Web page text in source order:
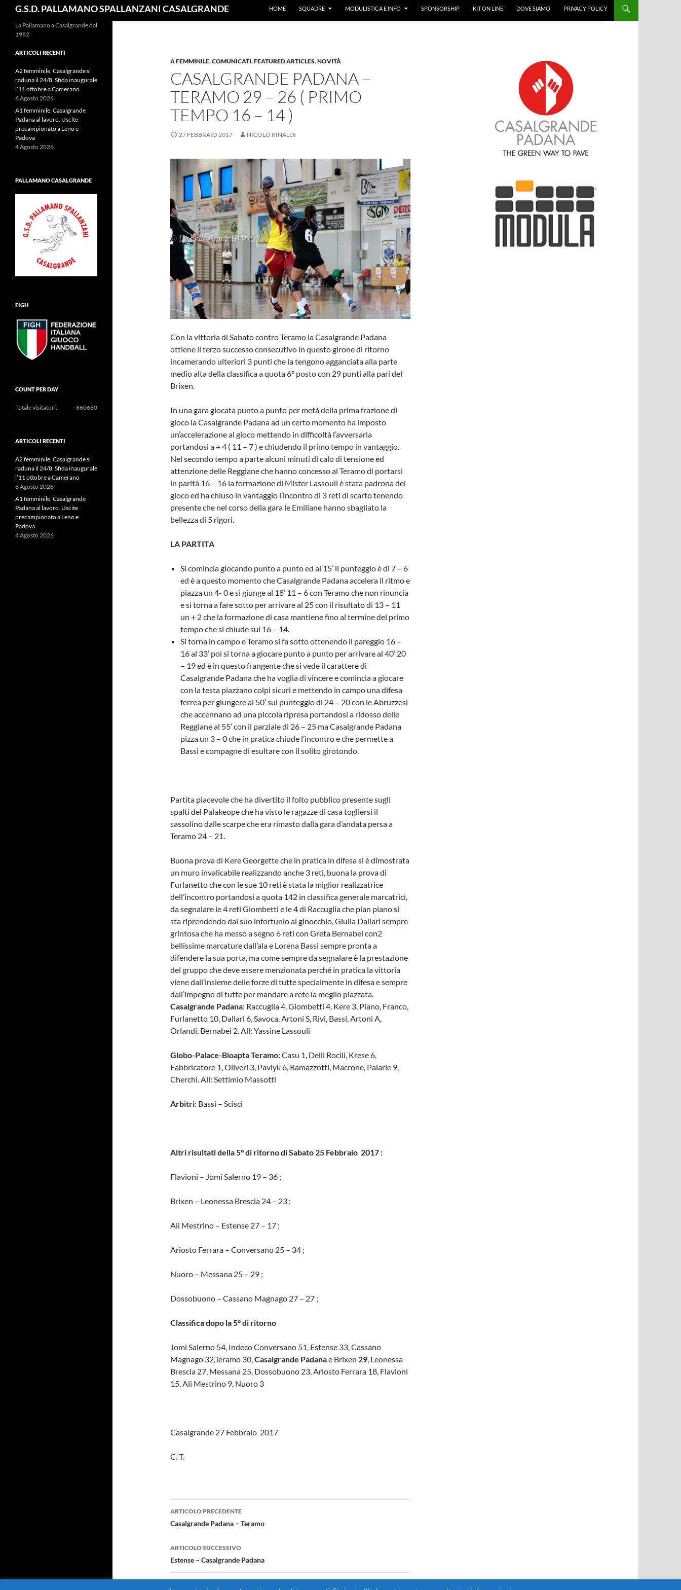
G.S.D. PALLAMANO SPALLANZANI CASALGRANDE HOME SQUADRE MODULISTICA E INFO SPONSORSHIP KIT ON LINE DOVE SIAMO PRIVACY POLICY
A FEMMINILE,COMUNICATI,FEATURED ARTICLES,NOVITÀ
CASALGRANDE PADANA –
TERAMO 29 – 26 ( PRIMO
TEMPO 16 – 14 )
27 FEBBRAIO 2017 NICOLÒ RINALDI
Con la vittoria di Sabato contro Teramo la Casalgrande Padana
ottiene il terzo successo consecutivo in questo girone di ritorno
incamerando ulteriori 3 punti che la tengono agganciata alla parte
medio alta della classifica a quota 6° posto con 29 punti alla pari del
Brixen.
In una gara giocata punto a punto per metà della prima frazione di
gioco la Casalgrande Padana ad un certo momento ha imposto
un’accelerazione al gioco mettendo in difficoltà l’avversaria
portandosi a + 4 ( 11 – 7 ) e chiudendo il primo tempo in vantaggio.
Nel secondo tempo a parte alcuni minuti di calo di tensione ed
attenzione delle Reggiane che hanno concesso al Teramo di portarsi
in parità 16 – 16 la formazione di Mister Lassouli è stata padrona del
gioco ed ha chiuso in vantaggio l’incontro di 3 reti di scarto tenendo
presente che nel corso della gara le Emiliane hanno sbagliato la
bellezza di 5 rigori.
LA PARTITA
Si comincia giocando punto a punto ed al 15’ il punteggio è di 7 – 6
ed è a questo momento che Casalgrande Padana accelera il ritmo e
piazza un 4- 0 e si giunge al 18’ 11 – 6 con Teramo che non rinuncia
e si torna a fare sotto per arrivare al 25 con il risultato di 13 – 11
un + 2 che la formazione di casa mantiene fino al termine del primo
tempo che si chiude sul 16 – 14.
Si torna in campo e Teramo si fa sotto ottenendo il pareggio 16 –
16 al 33’ poi si torna a giocare punto a punto per arrivare al 40’ 20
– 19 ed è in questo frangente che si vede il carattere di
Casalgrande Padana che ha voglia di vincere e comincia a giocare
con la testa piazzano colpi sicuri e mettendo in campo una difesa
ferrea per giungere al 50’ sul punteggio di 24 – 20 con le Abruzzesi
che accennano ad una piccola ripresa portandosi a ridosso delle
Reggiane al 55’ con il parziale di 26 – 25 ma Casalgrande Padana
pizza un 3 – 0 che in pratica chiude l’incontro e che permette a
Bassi e compagne di esultare con il solito girotondo.
Partita piacevole che ha divertito il folto pubblico presente sugli
spalti del Palakeope che ha visto le ragazze di casa togliersi il
sassolino dalle scarpe che era rimasto dalla gara d’andata persa a
Teramo 24 – 21.
Buona prova di Kere Georgette che in pratica in difesa si è dimostrata
un muro invalicabile realizzando anche 3 reti, buona la prova di
Furlanetto che con le sue 10 reti è stata la miglior realizzatrice
dell’incontro portandosi a quota 142 in classifica generale marcatrici,
da segnalare le 4 reti Giombetti e le 4 di Raccuglia che pian piano si
sta riprendendo dal suo infortunio al ginocchio, Giulia Dallari sempre
grintosa che ha messo a segno 6 reti con Greta Bernabei con2
bellissime marcature dall’ala e Lorena Bassi sempre pronta a
difendere la sua porta, ma come sempre da segnalare è la prestazione
del gruppo che deve essere menzionata perché in pratica la vittoria
viene dall’insieme delle forze di tutte specialmente in difesa e sempre
dall’impegno di tutte per mandare a rete la meglio piazzata.
Casalgrande Padana: Raccuglia 4, Giombetti 4, Kere 3, Piano, Franco,
Furlanetto 10, Dallari 6, Savoca, Artoni S, Rivi, Bassi, Artoni A,
Orlandi, Bernabei 2. All: Yassine Lassouli
Globo-Palace-Bioapta Teramo:Casu 1, Delli Rocili, Krese 6,
Fabbricatore 1, Oliveri 3, Pavlyk 6, Ramazzotti, Macrone, Palarie 9,
Cherchi. All: Settimio Massotti
Arbitri: Bassi – Scisci
Altri risultati della 5° di ritorno di Sabato 25 Febbraio 2017 :
Flavioni – Jomi Salerno 19 – 36 ;
Brixen – Leonessa Brescia 24 – 23 ;
Ali Mestrino – Estense 27 – 17 ;
Ariosto Ferrara – Conversano 25 – 34 ;
Nuoro – Messana 25 – 29 ;
Dossobuono – Cassano Magnago 27 – 27 ;
Classifica dopo la 5° di ritorno
Jomi Salerno 54, Indeco Conversano 51, Estense 33, Cassano
Magnago 32,Teramo 30,Casalgrande Padanae Brixen 29, Leonessa
Brescia 27, Messana 25, Dossobuono 23, Ariosto Ferrara 18, Flavioni
15, Ali Mestrino 9, Nuoro 3
Casalgrande 27 Febbraio 2017
C. T.
Navigazione
articolo
ARTICOLO PRECEDENTE
Casalgrande Padana – Teramo
ARTICOLO SUCCESSIVO
Estense – Casalgrande Padana
La Pallamano a Casalgrande dal
1982
ARTICOLI RECENTI
A2 femminile, Casalgrande si
raduna il 24/8. Sfida inaugurale
l’11 ottobre a Camerano
6 Agosto 2026
A1 femminile, Casalgrande
Padana al lavoro. Uscite
precampionato a Leno e
Padova
4 Agosto 2026
PALLAMANO CASALGRANDE
FIGH
COUNT PER DAY
860680
Totale visitatori:
ARTICOLI RECENTI
A2 femminile, Casalgrande si
raduna il 24/8. Sfida inaugurale
l’11 ottobre a Camerano
6 Agosto 2026
A1 femminile, Casalgrande
Padana al lavoro. Uscite
precampionato a Leno e
Padova
4 Agosto 2026